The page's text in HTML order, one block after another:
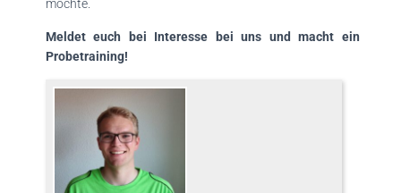
möchte.
Meldet euch bei Interesse bei uns und macht ein
Probetraining!